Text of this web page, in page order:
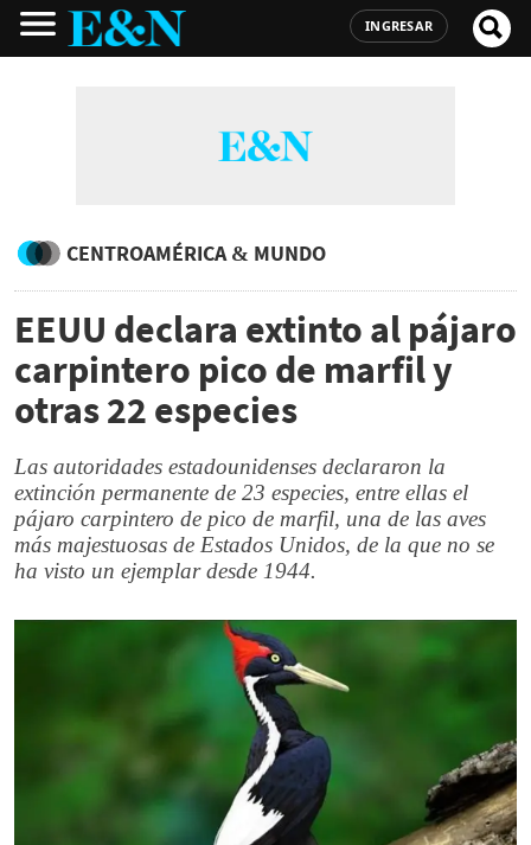
INGRESAR
CENTROAMÉRICA & MUNDO
EEUU declara extinto al pájaro
carpintero pico de marfil y
otras 22 especies
Las autoridades estadounidenses declararon la
extinción permanente de 23 especies, entre ellas el
pájaro carpintero de pico de marfil, una de las aves
más majestuosas de Estados Unidos, de la que no se
ha visto un ejemplar desde 1944.